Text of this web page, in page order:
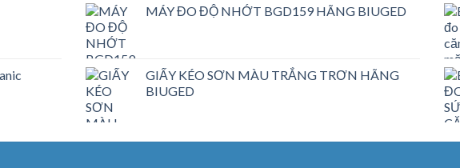
MÁY ĐO ĐỘ NHỚT BGD159 HÃNG BIUGED
GIẤY KÉO SƠN MÀU TRẮNG TRƠN HÃNG
BIUGED